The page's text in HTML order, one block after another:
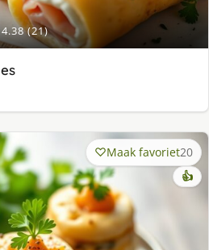
4.38 (21)
Maak favoriet20
👍